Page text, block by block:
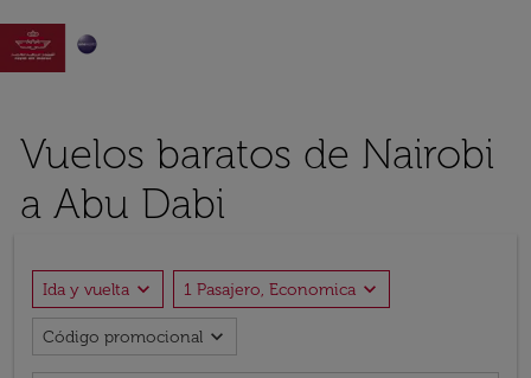

Vuelos baratos de Nairobi
a Abu Dabi
Ida y vuelta expand_more 1 Pasajero, Economica expand_more
Código promocional expand_more